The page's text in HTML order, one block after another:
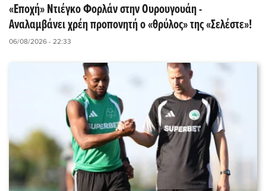
«Εποχή» Ντιέγκο Φορλάν στην Ουρουγουάη -
Αναλαμβάνει χρέη προπονητή ο «θρύλος» της «Σελέστε»!
06/08/2026 - 22:33